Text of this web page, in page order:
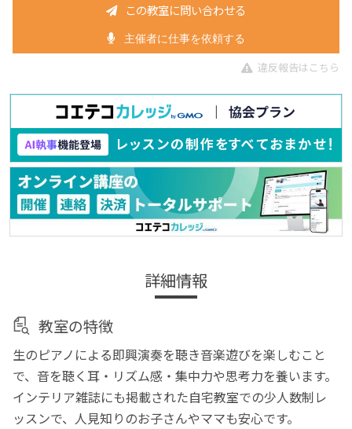
この教室に問い合わせる
主催者に仕事を依頼する
違反報告はこちら
詳細情報
教室の特徴
生のピアノによる即興演奏を聴き音楽遊びを楽しむこと
で、音を聴く耳・リズム感・集中力や思考力を養います。
インテリア雑誌にも掲載された自宅教室での少人数制レ
ッスンで、人見知りのお子さんやママも安心です。